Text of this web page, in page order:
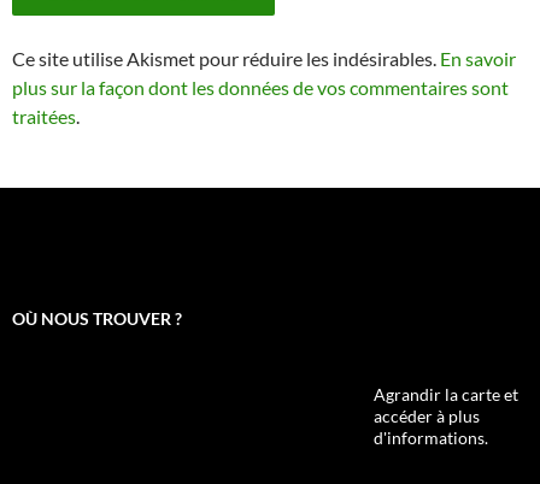
Ce site utilise Akismet pour réduire les indésirables. En savoir
plus sur la façon dont les données de vos commentaires sont
traitées.
OÙ NOUS TROUVER ?
Agrandir la carte et
accéder à plus
d'informations.